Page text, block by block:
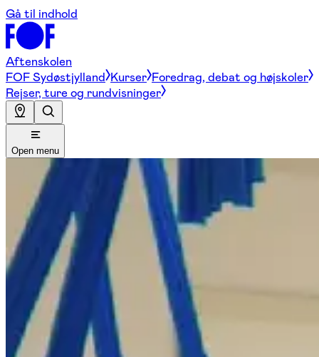
Gå til indhold
Aftenskolen
FOF Sydøstjylland Kurser Foredrag, debat og højskoler
Rejser, ture og rundvisninger
Open menu